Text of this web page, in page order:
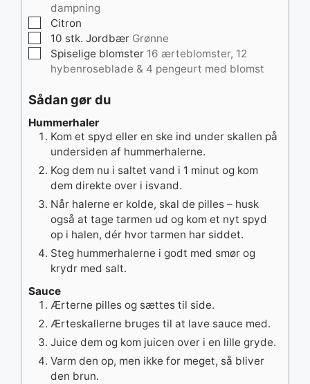
dampning
▢
Citron
▢10 stk. Jordbær Grønne
▢
Spiselige blomster 16 ærteblomster, 12
hybenroseblade & 4 pengeurt med blomst
Sådan gør du
Hummerhaler
Kom et spyd eller en ske ind under skallen på
undersiden af hummerhalerne.
Kog dem nu i saltet vand i 1 minut og kom
dem direkte over i isvand.
Når halerne er kolde, skal de pilles – husk
også at tage tarmen ud og kom et nyt spyd
op i halen, dér hvor tarmen har siddet.
Steg hummerhalerne i godt med smør og
krydr med salt.
Sauce
Ærterne pilles og sættes til side.
Ærteskallerne bruges til at lave sauce med.
Juice dem og kom juicen over i en lille gryde.
Varm den op, men ikke for meget, så bliver
den brun.